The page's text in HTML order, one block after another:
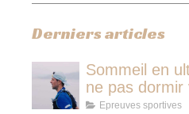
Derniers articles
Sommeil en
ne pas dormir
plus de temps
Epreuves sportives